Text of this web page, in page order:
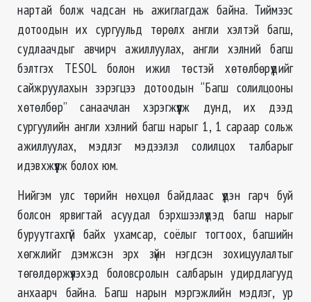
нартай болж чадсан нь ажиглагдаж байна. Тиймээс
дотоодын их сургуульд төрөлх англи хэлтэй багш,
судлаачдыг авчирч ажиллуулах, англи хэлний багш
бэлтгэх TESOL болон ижил төстэй хөтөлбөрүүдийг
сайжруулахын зэрэгцээ дотоодын “Багш солилцооны
хөтөлбөр” санаачлан хэрэгжүүлж дунд, их дээд
сургуулийн англи хэлний багш нарыг 1, 1 сараар сольж
ажиллуулах, мэдлэг мэдээлэл солилцох талбарыг
идэвхжүүлж болох юм.
Нийгэм улс төрийн нөхцөл байдлаас үүдэн гарч буй
болсон ярвигтай асуудал бэрхшээлүүдэд багш нарыг
буруутгахгүй байх ухамсар, соёлыг тогтоох, багшийн
хөгжлийг дэмжсэн эрх зүйн нэгдсэн зохицуулалтыг
төгөлдөржүүлэхэд боловсролын салбарын удирдлагууд
анхаарч байна. Багш нарын мэргэжлийн мэдлэг, ур